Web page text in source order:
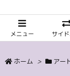
メニュー サイ
ホーム > アー